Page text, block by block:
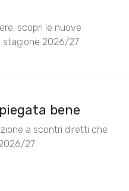
scopri le nuove
stagione 2026/27
bene
a scontri diretti che
27